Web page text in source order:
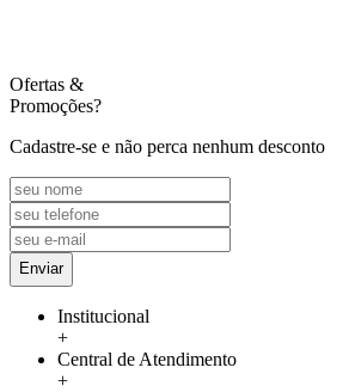
Ofertas &
Promoções?
Cadastre-se e não perca nenhum desconto
Enviar
Institucional
+
Central de Atendimento
+